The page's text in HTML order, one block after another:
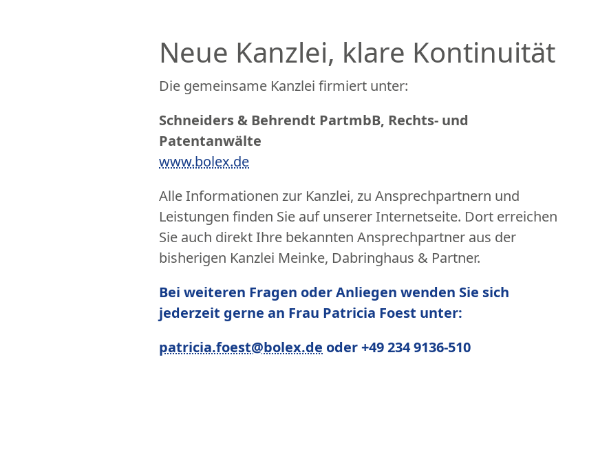
Neue Kanzlei, klare Kontinuität
Die gemeinsame Kanzlei firmiert unter:
Schneiders & Behrendt PartmbB, Rechts- und
Patentanwälte
www.bolex.de
Alle Informationen zur Kanzlei, zu Ansprechpartnern und
Leistungen finden Sie auf unserer Internetseite. Dort erreichen
Sie auch direkt Ihre bekannten Ansprechpartner aus der
bisherigen Kanzlei Meinke, Dabringhaus & Partner.
Bei weiteren Fragen oder Anliegen wenden Sie sich
jederzeit gerne an Frau Patricia Foest unter:
patricia.foest@bolex.de oder +49 234 9136-510